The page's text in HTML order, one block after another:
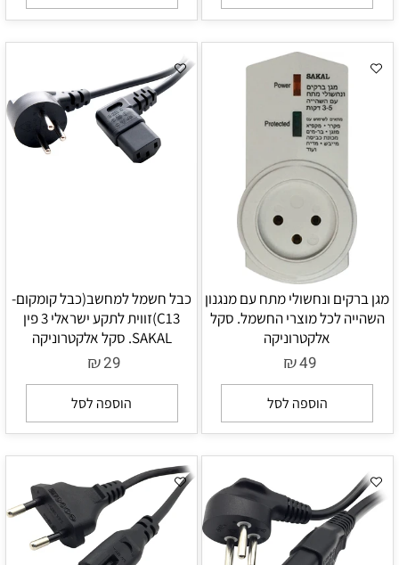
מגן ברקים ונחשולי מתח עם מנגנון
השהייה לכל מוצרי החשמל. סקל
אלקטרוניקה
₪49
הוספה לסל
כבל חשמל למחשב(כבל קומקום-
C13)זווית לתקע ישראלי 3 פין
SAKAL. סקל אלקטרוניקה
₪29
הוספה לסל